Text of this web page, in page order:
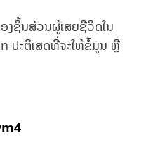
ງຊິ້ນສ່ວນຜູ້ເສຍຊີວິດໃນ
ປະຕິເສດທີ່ຈະໃຫ້ຂໍ້ມູນ ຫຼື